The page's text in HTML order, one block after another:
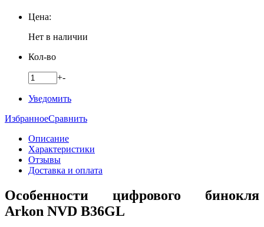
Цена:
Нет в наличии
Кол-во
+-
Уведомить
ИзбранноеСравнить
Описание
Характеристики
Отзывы
Доставка и оплата
Особенности цифрового бинокля
Arkon NVD B36GL